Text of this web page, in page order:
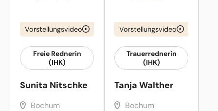
Vorstellungsvideo
Freie Rednerin
(IHK)
Sunita Nitschke
Bochum
Vorstellungsvideo
Trauerrednerin
(IHK)
Tanja Walther
Bochum